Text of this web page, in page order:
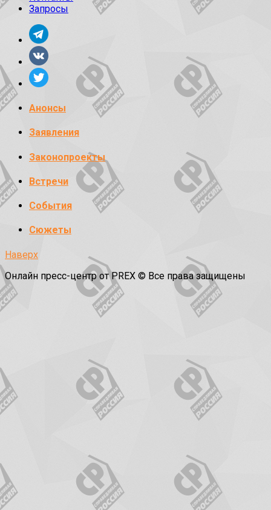
Запросы
Анонсы
Заявления
Законопроекты
Встречи
События
Сюжеты
Наверх
Онлайн пресс-центр от PREX © Все права защищены